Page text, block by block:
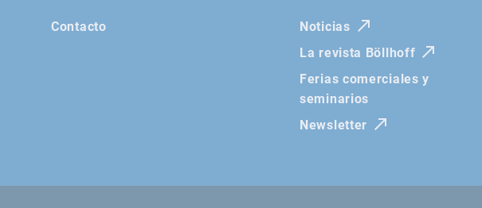
Contacto
Noticias
La revista Böllhoff
Ferias comerciales y
seminarios
Newsletter